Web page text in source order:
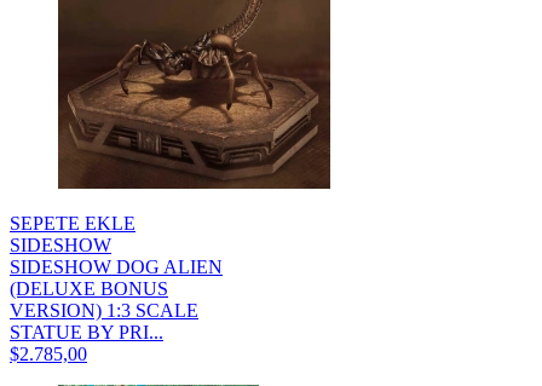
SEPETE EKLE
SIDESHOW
SIDESHOW DOG ALIEN
(DELUXE BONUS
VERSION) 1:3 SCALE
STATUE BY PRI...
$2.785,00